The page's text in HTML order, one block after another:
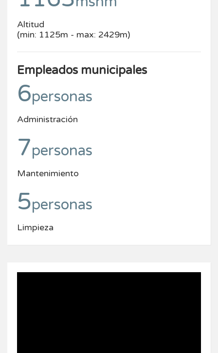
Altitud
(min: 1125m - max: 2429m)
Empleados municipales
6personas
Administración
7personas
Mantenimiento
5personas
Limpieza